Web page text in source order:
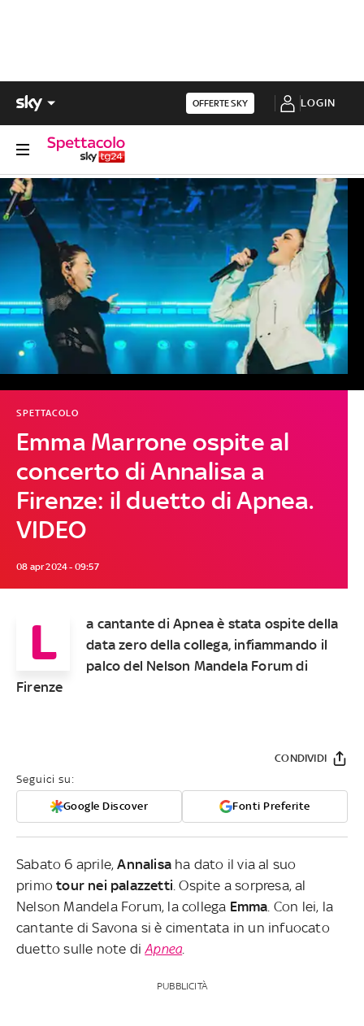
OFFERTE SKY LOGIN
Emma Marrone ospite al
concerto di Annalisa a
Firenze: il duetto di Apnea.
VIDEO
SPETTACOLO
08 apr 2024 - 09:57
L
a cantante di Apnea è stata ospite della
data zero della collega, infiammando il
palco del Nelson Mandela Forum di
Firenze
Seguici su:
Google Discover Fonti Preferite
CONDIVIDI
Sabato 6 aprile,Annalisa ha dato il via al suo
primotour nei palazzetti . Ospite a sorpresa, al
Nelson Mandela Forum, la collega Emma . Con lei, la
cantante di Savona si è cimentata in un infuocato
duetto sulle note diApnea.
PUBBLICITÀ